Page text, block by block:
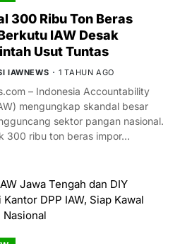
300 Ribu Ton Beras
IAW Desak
Usut Tuntas
IAWNEWS 1 TAHUN AGO
– Indonesia Accountability
mengungkap skandal besar
sektor pangan nasional.
300 ribu ton beras impor…